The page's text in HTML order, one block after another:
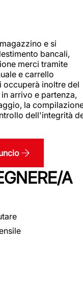
e si
bancali,
merci tramite
e carrello
occuperà inoltre del
arrivo e partenza,
la
dell'integrità
A